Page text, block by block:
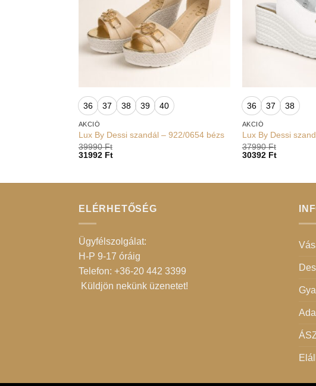
36 37 38 39 40
AKCIÓ
Lux By Dessi szandál – 922/0654 bézs
39990Ft
31992 Ft
36 37 38
AKCIÓ
Lux By Dessi
37990Ft
30392 Ft
ELÉRHETŐSÉG
Ügyfélszolgálat:
H-P 9-17 óráig
Telefon: +36-20 442 3399
Küldjön nekünk üzenetet!